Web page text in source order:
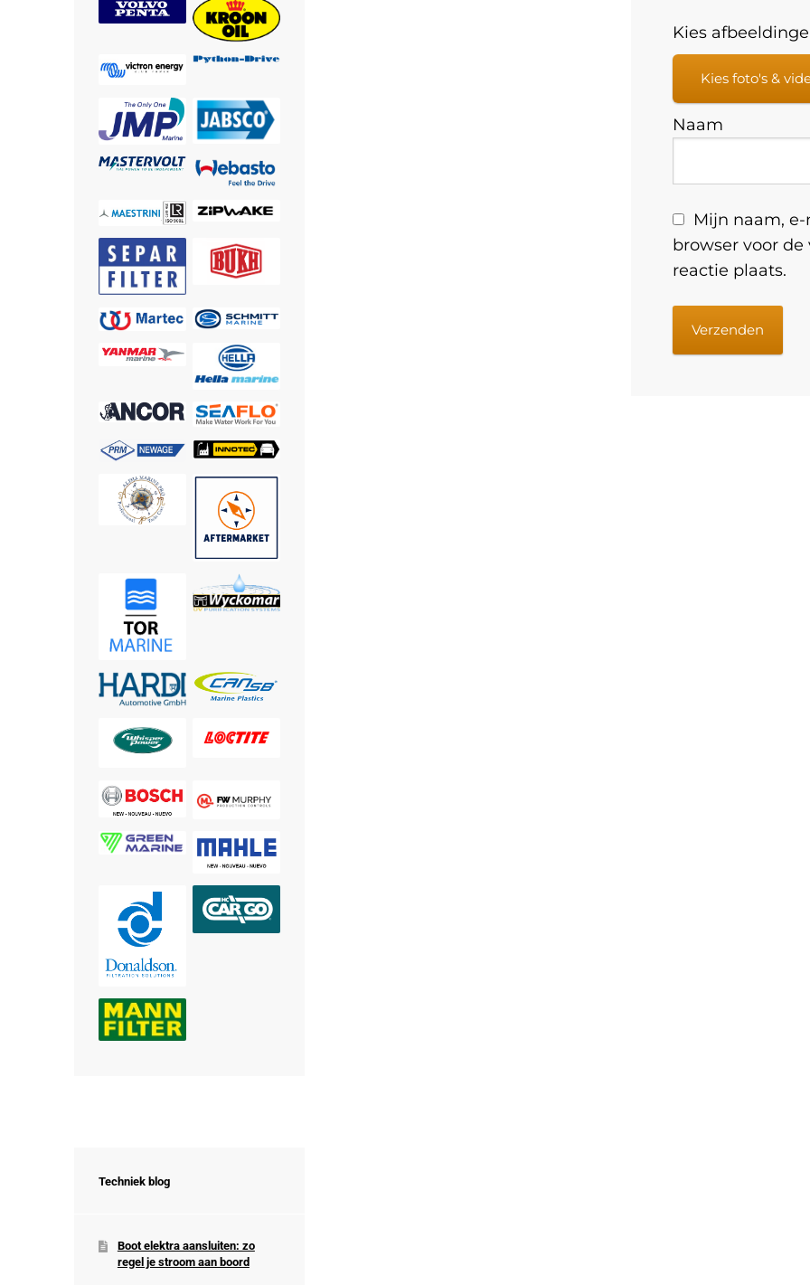
Kies
Kies foto's &
Naam
Mijn naam,
browser voor
reactie plaats.
Techniek blog
Boot elektra aansluiten: zo
regel je stroom aan boord